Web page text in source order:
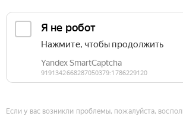
Если у вас возникли проблемы, пожалуйста,